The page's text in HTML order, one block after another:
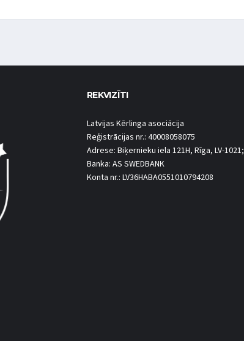
REKVIZĪTI
Latvijas Kērlinga asociācija
Reģistrācijas nr.: 40008058075
Adrese: Biķernieku iela 121H, Rīga, LV-1021;
Banka: AS SWEDBANK
Konta nr.: LV36HABA0551010794208